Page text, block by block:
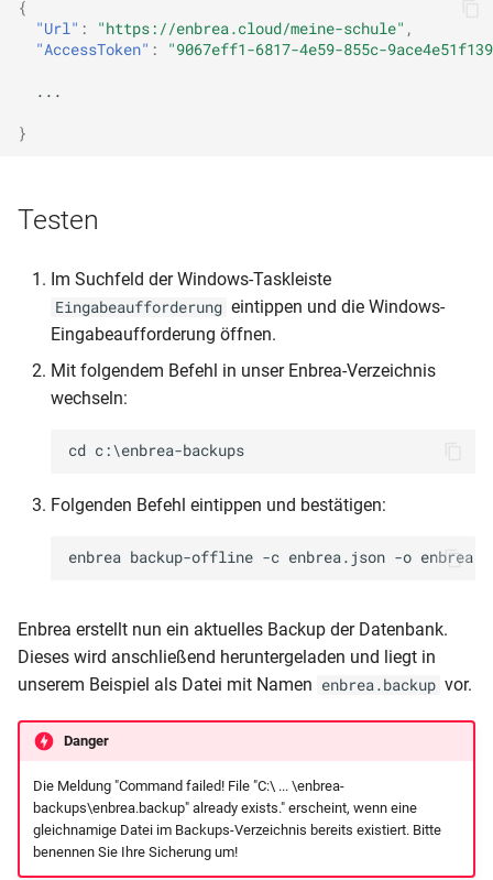
{
"Url" : "https://enbrea.cloud/meine-schule" ,
"AccessToken" : "9067eff1-6817-4e59-855c-
...
}
Testen
Im Suchfeld der Windows-Taskleiste
Eingabeaufforderung eintippen und die Windows-
Eingabeaufforderung öffnen.
Mit folgendem Befehl in unser Enbrea-Verzeichnis
wechseln:
Folgenden Befehl eintippen und bestätigen:
Enbrea erstellt nun ein aktuelles Backup der Datenbank.
Dieses wird anschließend heruntergeladen und liegt in
unserem Beispiel als Datei mit Namen enbrea.backup vor.
Danger
Die Meldung "Command failed! File "C:\ ... \enbrea-
backups\enbrea.backup" already exists." erscheint, wenn eine
gleichnamige Datei im Backups-Verzeichnis bereits existiert. Bitte
benennen Sie Ihre Sicherung um!